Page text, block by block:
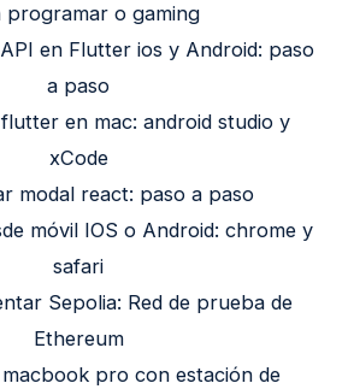
programar o gaming
en Flutter ios y Android: paso
a paso
en mac: android studio y
xCode
modal react: paso a paso
móvil IOS o Android: chrome y
safari
Sepolia: Red de prueba de
Ethereum
pro con estación de